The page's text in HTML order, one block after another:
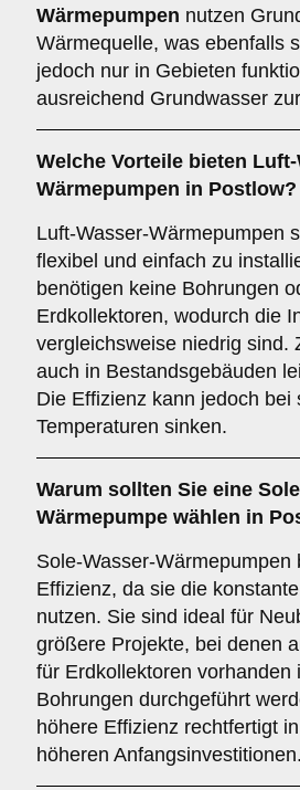
Wärmepumpen nutzen
Wärmequelle, was ebenfalls
jedoch nur in Gebieten
ausreichend Grundwasser
Welche Vorteile bieten Luft-
Wärmepumpen in Postlow?
Luft-Wasser-Wärmepumpen
flexibel und einfach zu
benötigen keine Bohrungen
Erdkollektoren, wodurch die
vergleichsweise niedrig sind.
auch in Bestandsgebäuden
Die Effizienz kann jedoch bei
Temperaturen sinken.
Warum sollten Sie eine
Wärmepumpe wählen in
Sole-Wasser-Wärmepumpen
Effizienz, da sie die
nutzen. Sie sind ideal für
größere Projekte, bei denen
für Erdkollektoren vorhanden
Bohrungen durchgeführt
höhere Effizienz rechtfertigt
höheren Anfangsinvestitionen.